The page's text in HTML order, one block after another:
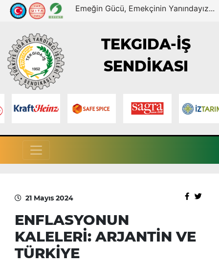
Emeğin Gücü, Emekçinin Yanındayız...
TEKGIDA-İŞ
SENDİKASI
21 Mayıs 2024
ENFLASYONUN
KALELERİ: ARJANTİN VE
TÜRKİYE